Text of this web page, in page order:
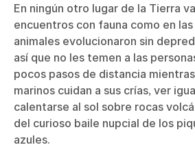
En ningún otro lugar de la Tierra
encuentros con fauna como en
animales evolucionaron sin
así que no les temen a las
pocos pasos de distancia
marinos cuidan a sus crías, ver
calentarse al sol sobre rocas
del curioso baile nupcial de los
azules.